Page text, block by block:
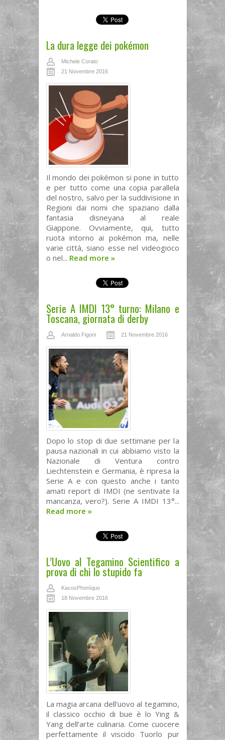
La dura legge dei pokémon
Michele Corato
21 Novembre 2016
Il mondo dei pokémon si pone in tutto
e per tutto come una copia parallela
del nostro, salvo per la suddivisione in
Regioni dai nomi che spaziano dalla
fantasia disneyana al reale
Giappone. Ovviamente, qui, tutto
ruota intorno ai pokémon ma, nelle
varie città, siano esse nel videogioco
o nel... Read more »
Serie A IMDI 13° turno: Milano e
Toscana, giornata di derby
Arnaldo Figoni 21 Novembre 2016
Dopo lo stop di due settimane per la
pausa nazionali in cui abbiamo visto la
Nazionale di Ventura contro
Liechtenstein e Germania, è ripresa la
Serie A e con questo anche i tanto
amati report di IMDI (ne sentivate la
mancanza, vero?). Serie A IMDI 13°...
Read more »
L’Uovo al Tegamino Scientifico a
prova di chi lo stupido fa
KacosPhonìquo
18 Novembre 2016
La magia arcana dell’uovo al tegamino,
il classico occhio di bue è lo Ying &
Yang dell’arte culinaria. Come cuocere
perfettamente il viscido Tuorlo pur